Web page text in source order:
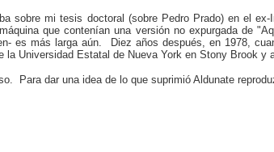
sobre mi tesis doctoral (sobre Pedro Prado) en el
que contenían una versión no expurgada de
es más larga aún. Diez años después, en 1978,
Universidad Estatal de Nueva York en Stony Brook
Para dar una idea de lo que suprimió Aldunate